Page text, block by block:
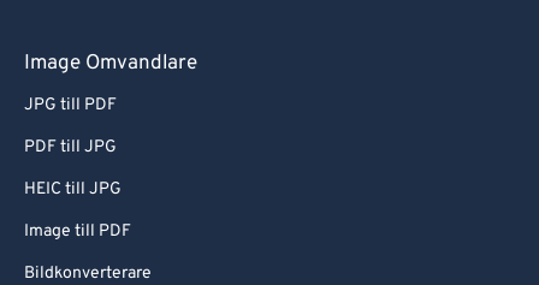
Image Omvandlare
JPG till PDF
PDF till JPG
HEIC till JPG
Image till PDF
Bildkonverterare